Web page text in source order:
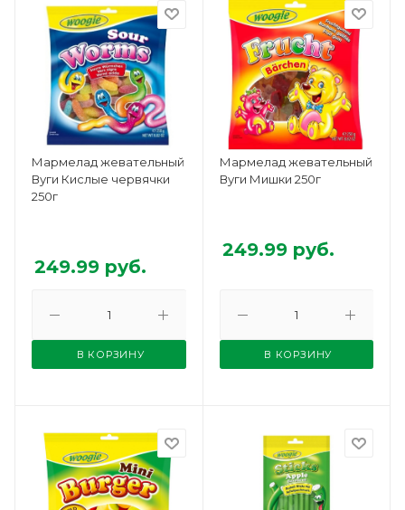
Мармелад жевательный
Вуги Кислые червячки
250г
249.99 руб.
В КОРЗИНУ
Мармелад жевательный
Вуги Мишки 250г
249.99руб.
В КОРЗИНУ